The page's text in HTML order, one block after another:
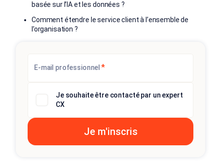
basée sur l’IA et les données ?
Comment étendre le service client à l’ensemble de
l’organisation ?
E-mail professionnel *
Je souhaite être contacté par un expert
CX